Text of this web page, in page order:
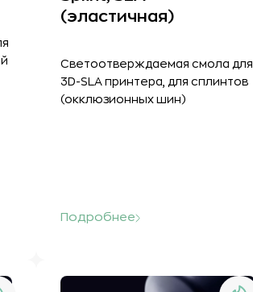
(эластичная)
Светоотверждаемая смола для
3D-SLA принтера, для сплинтов
(окклюзионных шин)
Подробнее